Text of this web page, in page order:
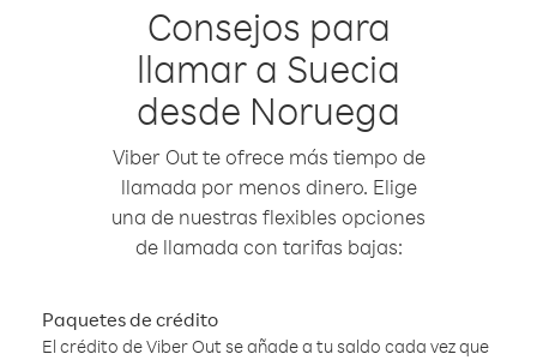
Consejos para
llamar a Suecia
desde Noruega
Viber Out te ofrece más tiempo de
llamada por menos dinero. Elige
una de nuestras flexibles opciones
de llamada con tarifas bajas:
Paquetes de crédito
El crédito de Viber Out se añade a tu saldo cada vez que